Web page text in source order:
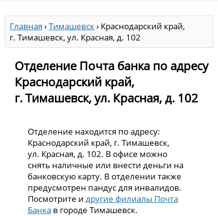
Главная ›Тимашевск› Краснодарский край,
г. Тимашевск, ул. Красная, д. 102
Отделение Почта банка по адресу
Краснодарский край,
г. Тимашевск, ул. Красная, д. 102
Отделение находится по адресу:
Краснодарский край, г. Тимашевск,
ул. Красная, д. 102. В офисе можно
снять наличные или внести деньги на
банковскую карту. В отделении также
предусмотрен пандус для инвалидов.
Посмотрите идругие филиалы Почта
Банка в городе Тимашевск.